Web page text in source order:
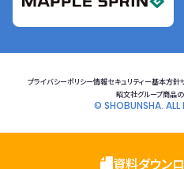
© SHOBUNSHA. ALL
プライバシーポリシー情報セキュリティー基本方針
昭文社グループ商品
資料ダウン